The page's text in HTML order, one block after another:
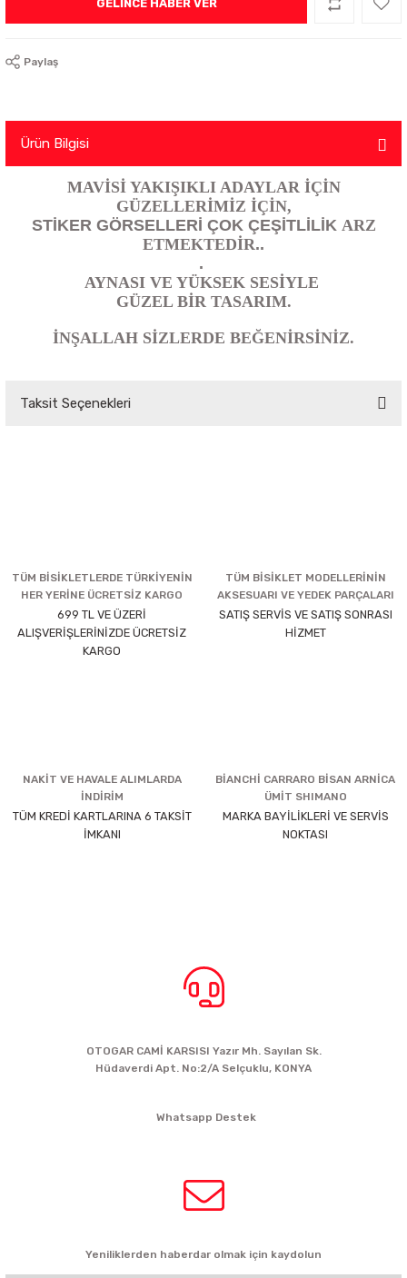
GELINCE HABER VER
Paylaş
Ürün Bilgisi
MAVİSİ YAKIŞIKLI ADAYLAR İÇİN
GÜZELLERİMİZ İÇİN,
STİKER GÖRSELLERİ ÇOK ÇEŞİTLİLİK ARZ
ETMEKTEDİR..
.
AYNASI VE YÜKSEK SESİYLE
GÜZEL BİR TASARIM.
İNŞALLAH SİZLERDE BEĞENİRSİNİZ.
Taksit Seçenekleri
TÜM BİSİKLETLERDE TÜRKİYENİN
HER YERİNE ÜCRETSİZ KARGO
699 TL VE ÜZERİ
ALIŞVERİŞLERİNİZDE ÜCRETSİZ
KARGO
TÜM BİSİKLET MODELLERİNİN
AKSESUARI VE YEDEK PARÇALARI
SATIŞ SERVİS VE SATIŞ SONRASI
HİZMET
NAKİT VE HAVALE ALIMLARDA
İNDİRİM
TÜM KREDİ KARTLARINA 6 TAKSİT
İMKANI
BİANCHİ CARRARO BİSAN ARNİCA
ÜMİT SHIMANO
MARKA BAYİLİKLERİ VE SERVİS
NOKTASI
OTOGAR CAMİ KARSISI Yazır Mh. Sayılan Sk.
Hüdaverdi Apt. No:2/A Selçuklu, KONYA
Whatsapp Destek
Yeniliklerden haberdar olmak için kaydolun